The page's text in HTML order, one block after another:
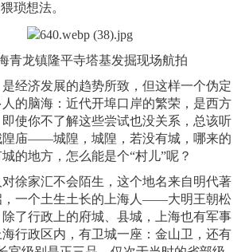
琐想法。
青龙镇隆平寺塔基发掘现场航拍
济发展的趋势所致，但这样一个伪定
的脑海：近代开埠口岸的繁荣，是西方
使你不了解这些尝试也没关系，总该听
隍庙——城隍，城隍，若没有城，哪来的
的地方，怎么能是个“村儿”呢？
家汇不会陌生，这个地名来自明代著
，一个土生土长的上海人——大明王朝松
了行政上的府城、县城，上海也有军事
行政区内，有卫城一座：金山卫，还有